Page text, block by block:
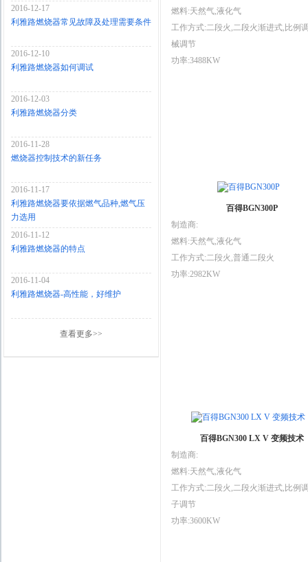
2016-12-17
利雅路燃烧器常见故障及处理需要条件
2016-12-10
利雅路燃烧器如何调试
2016-12-03
利雅路燃烧器分类
2016-11-28
燃烧器控制技术的新任务
2016-11-17
利雅路燃烧器要依据燃气品种,燃气压
力选用
2016-11-12
利雅路燃烧器的特点
2016-11-04
利雅路燃烧器-高性能，好维护
查看更多>>
燃料:天然气,液化气
工作方式:二段火,二段火渐进式,比例
械调节
功率:3488KW
百得BGN300P
制造商:
燃料:天然气,液化气
工作方式:二段火,普通二段火
功率:2982KW
百得BGN300 LX V 变频技术
制造商:
燃料:天然气,液化气
工作方式:二段火,二段火渐进式,比例
子调节
功率:3600KW